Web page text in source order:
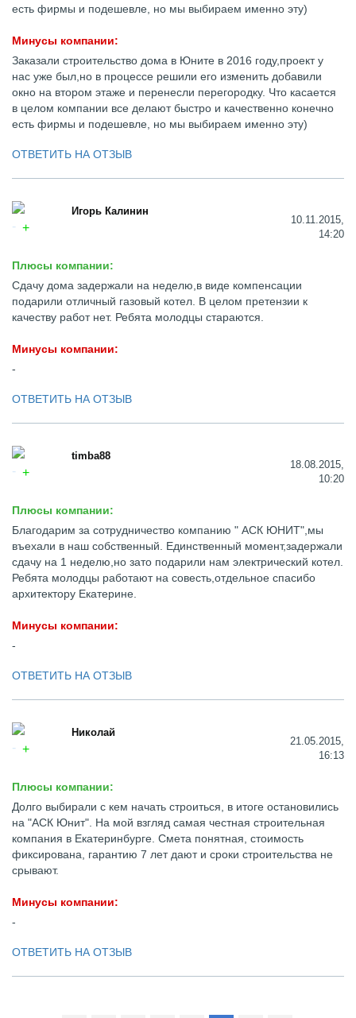
есть фирмы и подешевле, но мы выбираем именно эту)
Минусы компании:
Заказали строительство дома в Юните в 2016 году,проект у
нас уже был,но в процессе решили его изменить добавили
окно на втором этаже и перенесли перегородку. Что касается
в целом компании все делают быстро и качественно конечно
есть фирмы и подешевле, но мы выбираем именно эту)
ОТВЕТИТЬ НА ОТЗЫВ
Игорь Калинин
10.11.2015,
14:20
Плюсы компании:
Сдачу дома задержали на неделю,в виде компенсации
подарили отличный газовый котел. В целом претензии к
качеству работ нет. Ребята молодцы стараются.
Минусы компании:
-
ОТВЕТИТЬ НА ОТЗЫВ
timba88
18.08.2015,
10:20
Плюсы компании:
Благодарим за сотрудничество компанию " АСК ЮНИТ",мы
въехали в наш собственный. Единственный момент,задержали
сдачу на 1 неделю,но зато подарили нам электрический котел.
Ребята молодцы работают на совесть,отдельное спасибо
архитектору Екатерине.
Минусы компании:
-
ОТВЕТИТЬ НА ОТЗЫВ
Николай
21.05.2015,
16:13
Плюсы компании:
Долго выбирали с кем начать строиться, в итоге остановились
на "АСК Юнит". На мой взгляд самая честная строительная
компания в Екатеринбурге. Смета понятная, стоимость
фиксирована, гарантию 7 лет дают и сроки строительства не
срывают.
Минусы компании:
-
ОТВЕТИТЬ НА ОТЗЫВ